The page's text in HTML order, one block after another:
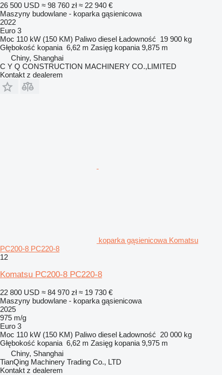
26 500 USD ≈ 98 760 zł ≈ 22 940 €
Maszyny budowlane - koparka gąsienicowa
2022
Euro 3
Moc 110 kW (150 KM) Paliwo diesel Ładowność 19 900 kg
Głębokość kopania 6,62 m Zasięg kopania 9,875 m
Chiny, Shanghai
C Y Q CONSTRUCTION MACHINERY CO.,LIMITED
Kontakt z dealerem
koparka gąsienicowa Komatsu
PC200-8 PC220-8
12
Komatsu PC200-8 PC220-8
22 800 USD ≈ 84 970 zł ≈ 19 730 €
Maszyny budowlane - koparka gąsienicowa
2025
975 m/g
Euro 3
Moc 110 kW (150 KM) Paliwo diesel Ładowność 20 000 kg
Głębokość kopania 6,62 m Zasięg kopania 9,975 m
Chiny, Shanghai
TianQing Machinery Trading Co., LTD
Kontakt z dealerem